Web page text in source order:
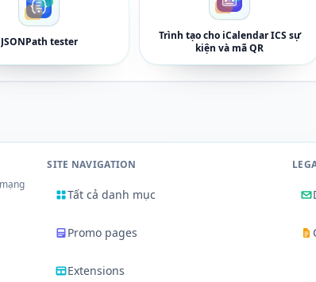
JSONPath tester
Trình tạo cho iCalendar ICS sự
kiện và mã QR
SITE NAVIGATION
Tất cả danh mục
Promo pages
Extensions